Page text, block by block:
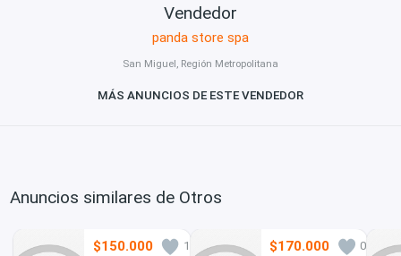
Vendedor
panda store spa
San Miguel, Región Metropolitana
MÁS ANUNCIOS DE ESTE VENDEDOR
Anuncios similares de Otros
$150.000
1
$170.000
0